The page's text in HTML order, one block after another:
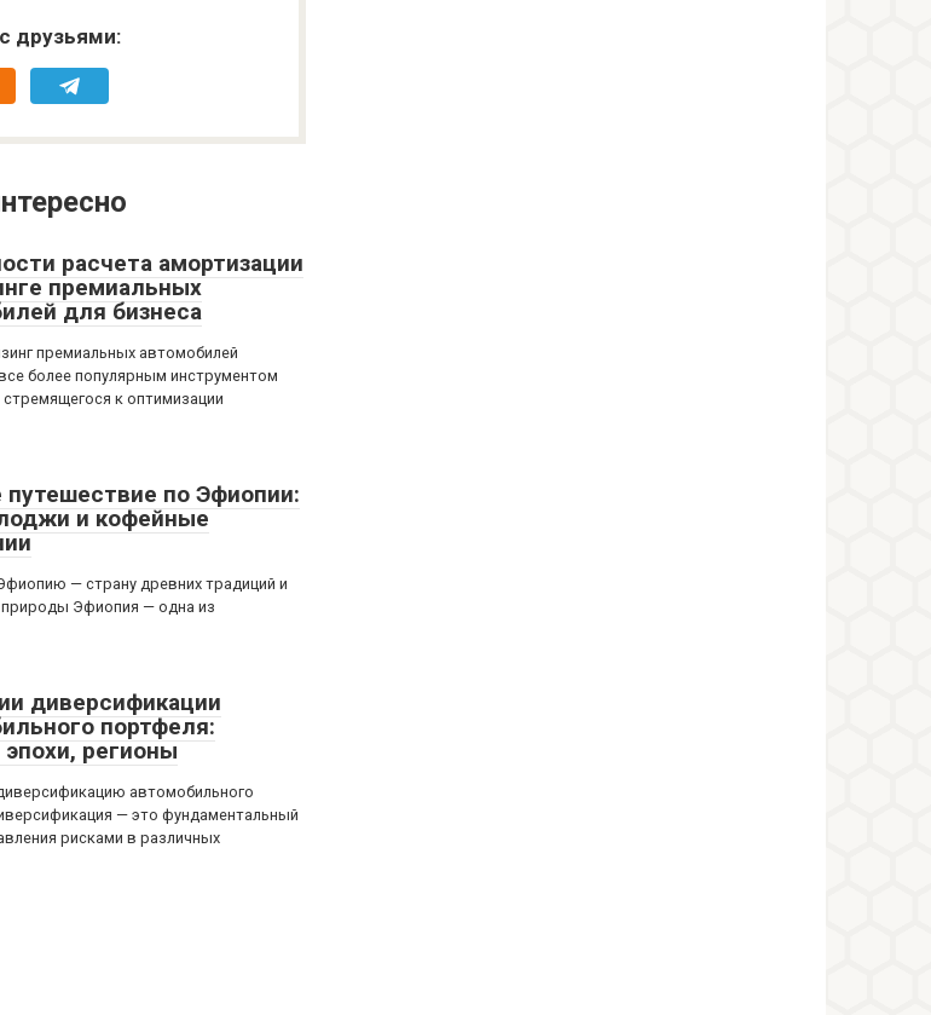
друзьями:
расчета амортизации
премиальных
для бизнеса
премиальных автомобилей
более популярным инструментом
стремящегося к оптимизации
путешествие по Эфиопии:
и кофейные
— страну древних традиций и
Эфиопия — одна из
диверсификации
портфеля:
регионы
автомобильного
— это фундаментальный
рисками в различных